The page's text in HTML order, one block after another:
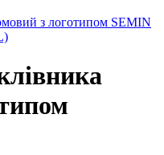
з логотипом SEMIN